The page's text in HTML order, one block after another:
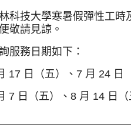
學校查詢
科技大學寒暑假彈性工
敬請見諒。
服務日期如下：
17 日（五）、7 月 24 日
7 日（五）、8 月 14 日（